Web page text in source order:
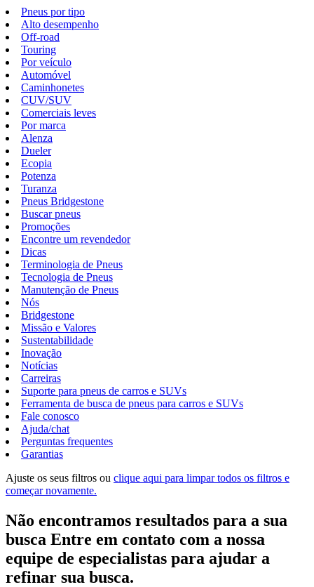
Pneus por tipo
Alto desempenho
Off-road
Touring
Por veículo
Automóvel
Caminhonetes
CUV/SUV
Comerciais leves
Por marca
Alenza
Dueler
Ecopia
Potenza
Turanza
Pneus Bridgestone
Buscar pneus
Promoções
Encontre um revendedor
Dicas
Terminologia de Pneus
Tecnologia de Pneus
Manutenção de Pneus
Nós
Bridgestone
Missão e Valores
Sustentabilidade
Inovação
Notícias
Carreiras
Suporte para pneus de carros e SUVs
Ferramenta de busca de pneus para carros e SUVs
Fale conosco
Ajuda/chat
Perguntas frequentes
Garantias
Ajuste os seus filtros ou clique aqui para limpar todos os filtros e
começar novamente.
Não encontramos resultados para a sua
busca Entre em contato com a nossa
equipe de especialistas para ajudar a
refinar sua busca.